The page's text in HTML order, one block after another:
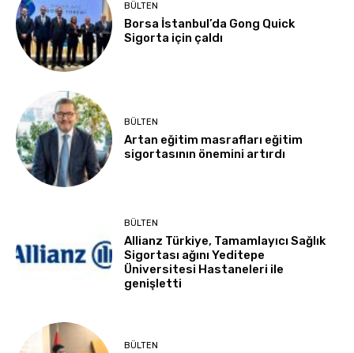
BÜLTEN
Borsa İstanbul’da Gong Quick
Sigorta için çaldı
BÜLTEN
Artan eğitim masrafları eğitim
sigortasının önemini artırdı
BÜLTEN
Allianz Türkiye, Tamamlayıcı Sağlık
Sigortası ağını Yeditepe
Üniversitesi Hastaneleri ile
genişletti
BÜLTEN